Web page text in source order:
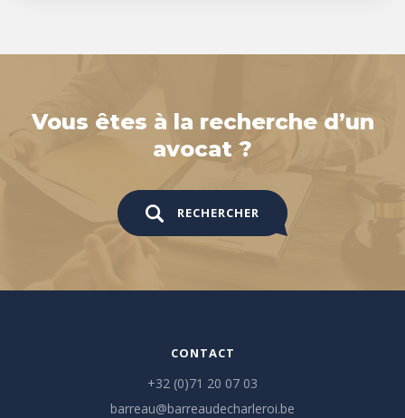
Vous êtes à la recherche d’un
avocat ?
RECHERCHER
CONTACT
+32 (0)71 20 07 03
barreau@barreaudecharleroi.be